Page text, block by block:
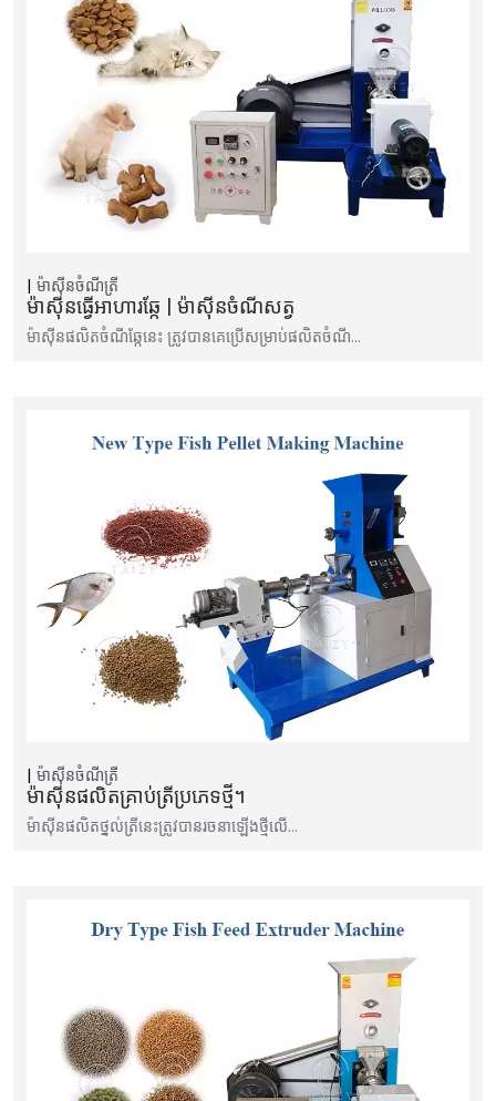
ម៉ាស៊ីនចំណីត្រី
ម៉ាស៊ីនធ្វើអាហារឆ្កែ | ម៉ាស៊ីនចំណីសត្វ
ម៉ាស៊ីន​ផលិត​ចំណី​ឆ្កែ​នេះ ត្រូវ​បាន​គេ​ប្រើ​សម្រាប់​ផលិត​ចំណី…
ម៉ាស៊ីនចំណីត្រី
ម៉ាស៊ីនផលិតគ្រាប់ត្រីប្រភេទថ្មី។
ម៉ាស៊ីនផលិតថ្នល់ត្រីនេះត្រូវបានរចនាឡើងថ្មីលើ…